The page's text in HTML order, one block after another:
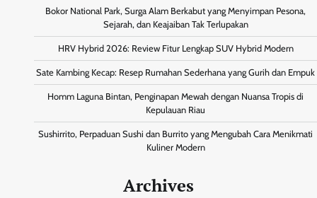
Bokor National Park, Surga Alam Berkabut yang Menyimpan Pesona,
Sejarah, dan Keajaiban Tak Terlupakan
HRV Hybrid 2026: Review Fitur Lengkap SUV Hybrid Modern
Sate Kambing Kecap: Resep Rumahan Sederhana yang Gurih dan Empuk
Homm Laguna Bintan, Penginapan Mewah dengan Nuansa Tropis di
Kepulauan Riau
Sushirrito, Perpaduan Sushi dan Burrito yang Mengubah Cara Menikmati
Kuliner Modern
Archives